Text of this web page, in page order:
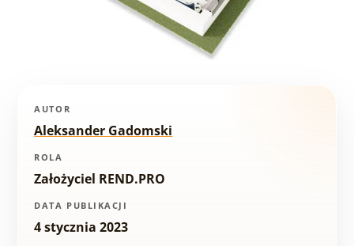
AUTOR
Aleksander Gadomski
ROLA
Założyciel REND.PRO
DATA PUBLIKACJI
4 stycznia 2023